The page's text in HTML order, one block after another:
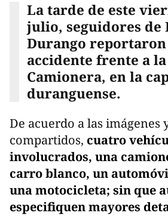
La tarde de este
julio, seguidores de
Durango
accidente frente a
Camionera, en la
duranguense.
De acuerdo a las imágenes
compartidos, cuatro
involucrados, una
carro blanco, un
una motocicleta; sin que
especifiquen mayores